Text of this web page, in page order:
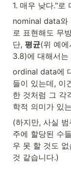
1. 매우 낮다."로
nominal data와
로 표현해도 무
단, 평균(위 예
3.8)에 대해서는
ordinal data에
들이 있는데, 이
한 것처럼 그 각
학적 의미가 있
(하지만, 사실
주에 할당된 수
우 못 할 것도
것 같습니다.)